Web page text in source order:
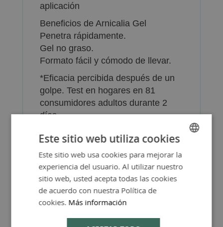
aplicación
Beneficios de Arnicalia Gel
Penetra rápidamente.
Gel no graso.
Formato fácil y cómodo de llevar.
*Eficacia percibida después de un
golpe. Test en hogares en 81
consumidores adultos durante 2
días.
Información del producto:
Producto cosmético.
Gel. Tubo de 45 g.
Fabricado en Francia.
Periodo después de la apertura: 12
meses.
SPANISH
ENGLISH
Este sitio web utiliza cookies
Este sitio web usa cookies para mejorar la
experiencia del usuario. Al utilizar nuestro
sitio web, usted acepta todas las cookies
de acuerdo con nuestra Política de
cookies. Más información